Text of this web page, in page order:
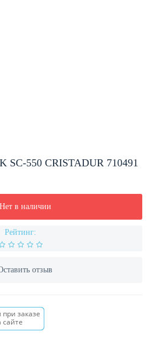
550 CRISTADUR 710491
Нет в наличии
Рейтинг:
отзыв
заказе
сайте